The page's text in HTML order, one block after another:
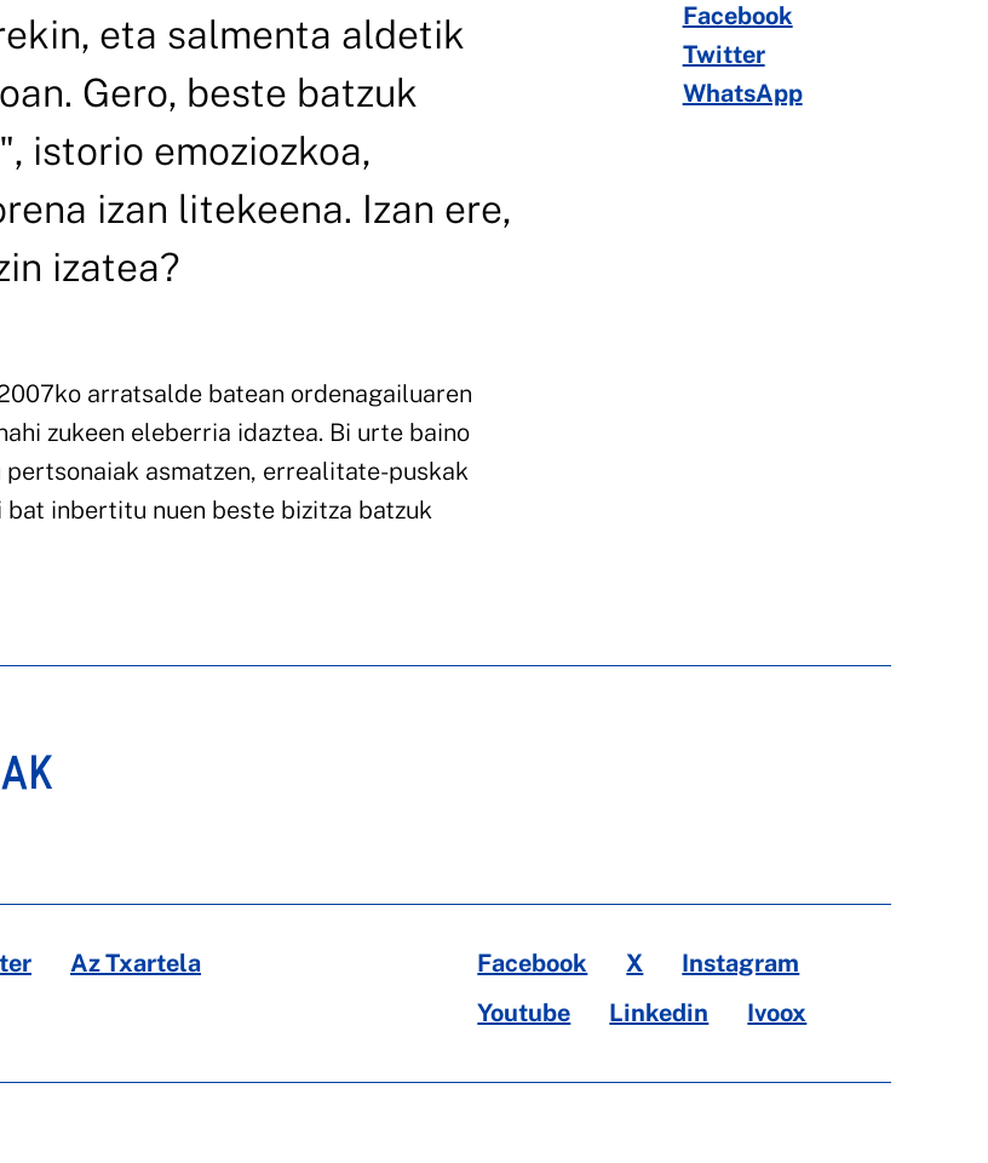
eta salmenta aldetik
Gero, beste batzuk
istorio emoziozkoa,
izan litekeena. Izan ere,
izatea?
arratsalde batean ordenagailuaren
zukeen eleberria idaztea. Bi urte baino
asmatzen, errealitate-puskak
inbertitu nuen beste bizitza batzuk
Facebook
Twitter
WhatsApp
Az Txartela
Facebook X
Instagram
Youtube
Linkedin Ivoox